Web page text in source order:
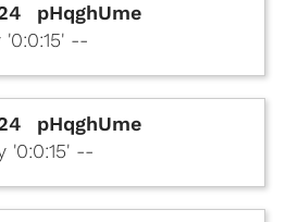
pHqghUme
--
pHqghUme
'0:0:15' --